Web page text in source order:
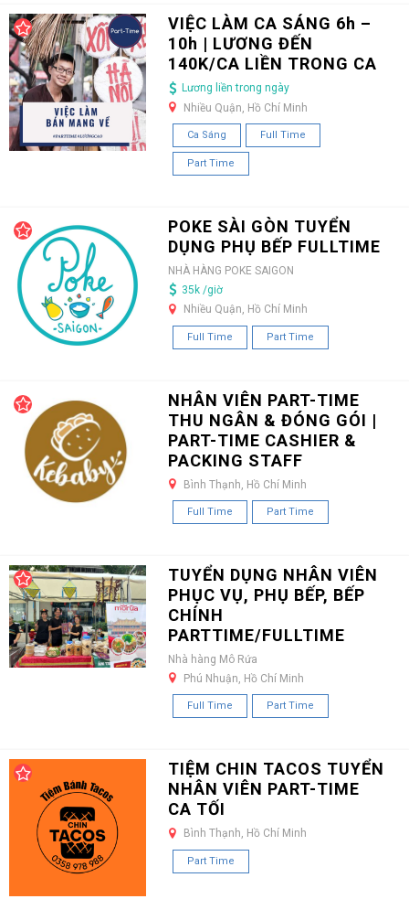
VIỆC LÀM CA SÁNG 6h –
10h | LƯƠNG ĐẾN
140K/CA LIỀN TRONG CA
Lương liền trong ngày
Nhiều Quận, Hồ Chí Minh
Ca Sáng Full Time
Part Time
POKE SÀI GÒN TUYỂN
DỤNG PHỤ BẾP FULLTIME
NHÀ HÀNG POKE SAIGON
35k /giờ
Nhiều Quận, Hồ Chí Minh
Full Time Part Time
NHÂN VIÊN PART-TIME
THU NGÂN & ĐÓNG GÓI |
PART-TIME CASHIER &
PACKING STAFF
Bình Thạnh, Hồ Chí Minh
Full Time Part Time
TUYỂN DỤNG NHÂN VIÊN
PHỤC VỤ, PHỤ BẾP, BẾP
CHÍNH
PARTTIME/FULLTIME
Nhà hàng Mô Rứa
Phú Nhuận, Hồ Chí Minh
Full Time Part Time
TIỆM CHIN TACOS TUYỂN
NHÂN VIÊN PART-TIME
CA TỐI
Bình Thạnh, Hồ Chí Minh
Part Time